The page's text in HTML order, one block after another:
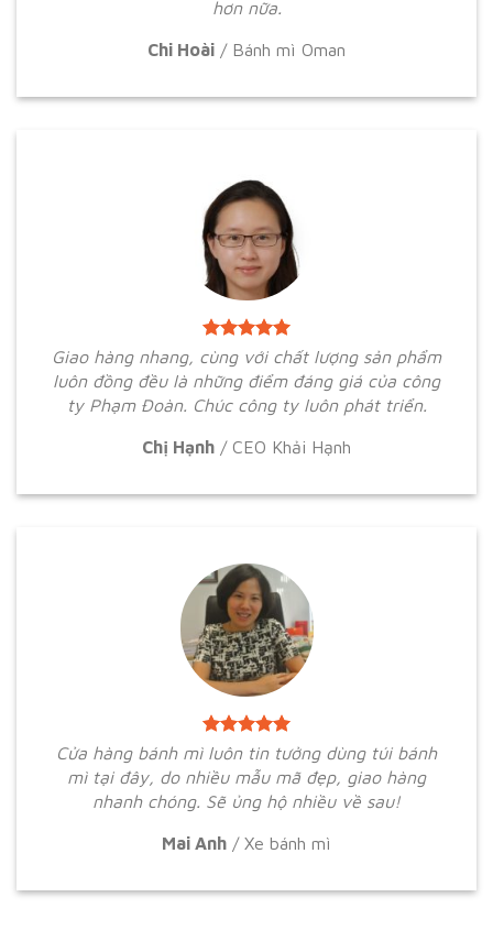
hơn nữa.
Chi Hoài / Bánh mì Oman
Giao hàng nhang, cùng với chất lượng sản phẩm
luôn đồng đều là những điểm đáng giá của công
ty Phạm Đoàn. Chúc công ty luôn phát triển.
Chị Hạnh / CEO Khải Hạnh
Cửa hàng bánh mì luôn tin tưởng dùng túi bánh
mì tại đây, do nhiều mẫu mã đẹp, giao hàng
nhanh chóng. Sẽ ủng hộ nhiều về sau!
Mai Anh / Xe bánh mì